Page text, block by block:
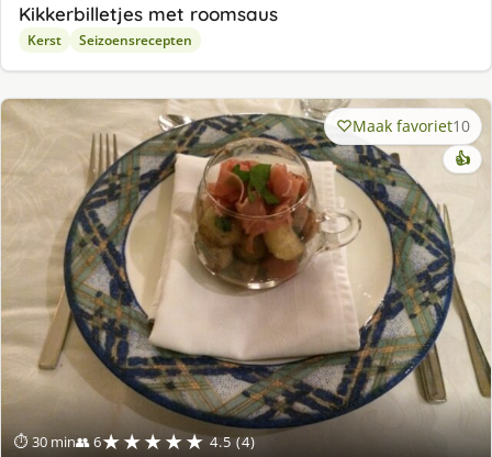
Kikkerbilletjes met roomsaus
Kerst Seizoensrecepten
⏱ 30 min👥 6★★★★★ 4.5 (4)
Maak favoriet10
👍